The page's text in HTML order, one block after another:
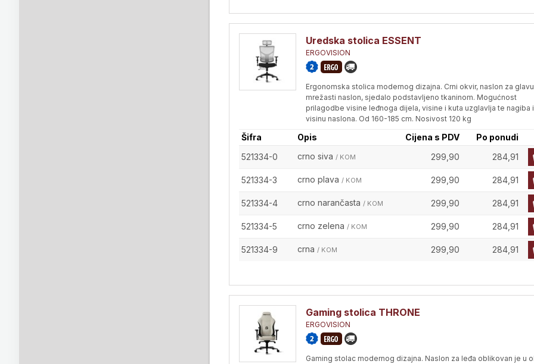
Uredska stolica ESSENT
ERGOVISION
Ergonomska stolica modernog dizajna. Crni okvir, naslon za
mrežasti naslon, sjedalo podstavljeno tkaninom. Mogućnost
prilagodbe visine leđnoga dijela, visine i kuta uzglavlja te nagiba i
visinu naslona. Od 160-185 cm. Nosivost 120 kg
Šifra Opis Cijena s PDV
Po ponudi
521334-0
crno siva / KOM 299,90 284,91
521334-3 crno plava / KOM 299,90 284,91
521334-4 crno narančasta / KOM 299,90 284,91
521334-5 crno zelena / KOM 299,90 284,91
521334-9 crna / KOM 299,90 284,91
Gaming stolica THRONE
ERGOVISION
Gaming stolac modernog dizajna. Naslon za leđa oblikovan je u